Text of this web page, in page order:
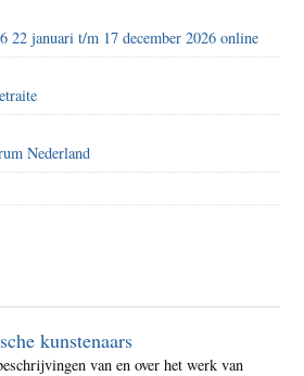
22 januari t/m 17 december 2026 online
Nederland
kunstenaars
van en over het werk van